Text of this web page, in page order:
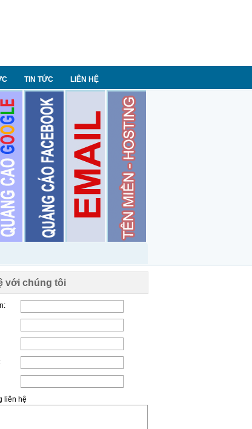
TIN TỨC LIÊN HỆ
với chúng tôi
liên hệ